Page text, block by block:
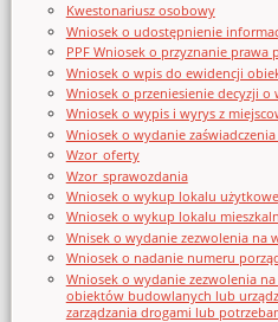
Kwestonariusz osobowy
Wniosek o udostępnienie
PPF Wniosek o przyznanie prawa
Wniosek o wpis do ewidencji
Wniosek o przeniesienie decyzji
Wniosek o wypis i wyrys z
Wniosek o wydanie
Wzor_oferty
Wzor_sprawozdania
Wniosek o wykup lokalu
Wniosek o wykup lokalu
Wnisek o wydanie zezwolenia na
Wniosek o nadanie numeru
Wniosek o wydanie zezwolenia
obiektów budowlanych lub
zarządzania drogami lub